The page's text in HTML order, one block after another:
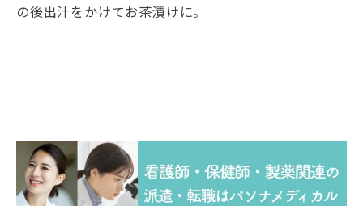
の後出汁をかけてお茶漬けに。